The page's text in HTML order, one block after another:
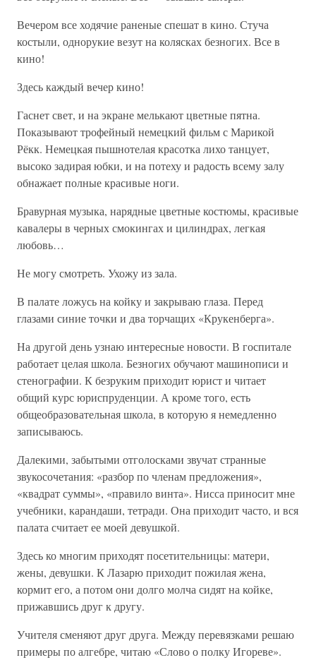
Вечером все ходячие раненые спешат в кино. Стуча
костыли, однорукие везут на колясках безногих. Все в
кино!
Здесь каждый вечер кино!
Гаснет свет, и на экране мелькают цветные пятна.
Показывают трофейный немецкий фильм с Марикой
Рёкк. Немецкая пышнотелая красотка лихо танцует,
высоко задирая юбки, и на потеху и радость всему залу
обнажает полные красивые ноги.
Бравурная музыка, нарядные цветные костюмы, красивые
кавалеры в черных смокингах и цилиндрах, легкая
любовь…
Не могу смотреть. Ухожу из зала.
В палате ложусь на койку и закрываю глаза. Перед
глазами синие точки и два торчащих «Крукенберга».
На другой день узнаю интересные новости. В госпитале
работает целая школа. Безногих обучают машинописи и
стенографии. К безруким приходит юрист и читает
общий курс юриспруденции. А кроме того, есть
общеобразовательная школа, в которую я немедленно
записываюсь.
Далекими, забытыми отголосками звучат странные
звукосочетания: «разбор по членам предложения»,
«квадрат суммы», «правило винта». Нисса приносит мне
учебники, карандаши, тетради. Она приходит часто, и вся
палата считает ее моей девушкой.
Здесь ко многим приходят посетительницы: матери,
жены, девушки. К Лазарю приходит пожилая жена,
кормит его, а потом они долго молча сидят на койке,
прижавшись друг к другу.
Учителя сменяют друг друга. Между перевязками решаю
примеры по алгебре, читаю «Слово о полку Игореве».